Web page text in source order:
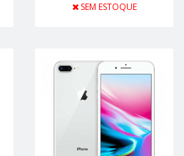
SEM ESTOQUE